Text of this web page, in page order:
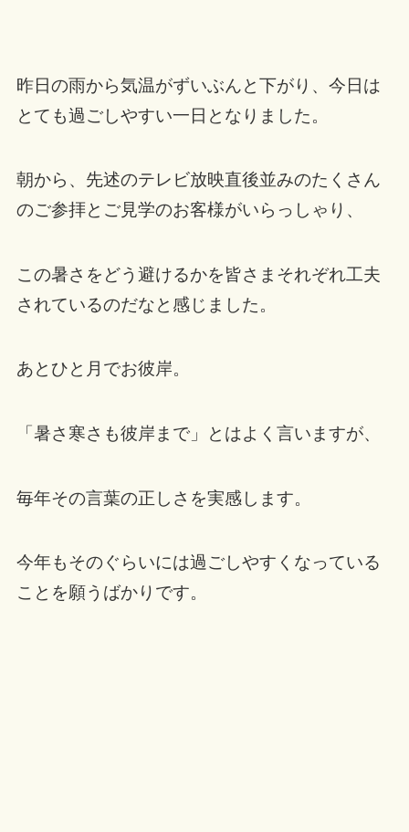
昨日の雨から気温がずいぶんと下がり、今日は
とても過ごしやすい一日となりました。
朝から、先述のテレビ放映直後並みのたくさん
のご参拝とご見学のお客様がいらっしゃり、
この暑さをどう避けるかを皆さまそれぞれ工夫
されているのだなと感じました。
あとひと月でお彼岸。
「暑さ寒さも彼岸まで」とはよく言いますが、
毎年その言葉の正しさを実感します。
今年もそのぐらいには過ごしやすくなっている
ことを願うばかりです。